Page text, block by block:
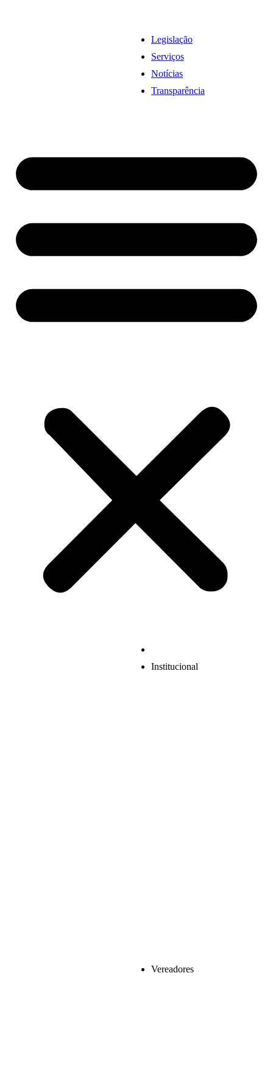
Legislação
Serviços
Notícias
Transparência
Institucional
Vereadores